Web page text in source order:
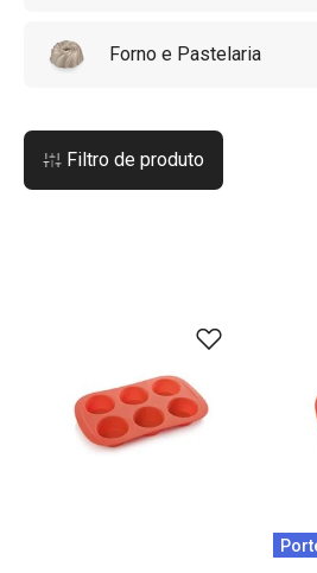
Forno e Pastelaria
Filtro de produto